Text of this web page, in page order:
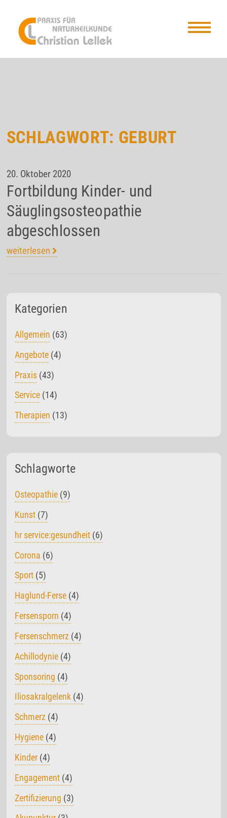
SCHLAGWORT: GEBURT
20. Oktober 2020
Fortbildung Kinder- und
Säuglingsosteopathie
abgeschlossen
weiterlesen
Kategorien
Allgemein (63)
Angebote(4)
Praxis(43)
Service(14)
Therapien (13)
Schlagworte
Osteopathie (9)
Kunst (7)
hr service:gesundheit (6)
Corona (6)
Sport (5)
Haglund-Ferse (4)
Fersensporn (4)
Fersenschmerz (4)
Achillodynie (4)
Sponsoring (4)
Iliosakralgelenk (4)
Schmerz (4)
Hygiene (4)
Kinder (4)
Engagement (4)
Zertifizierung (3)